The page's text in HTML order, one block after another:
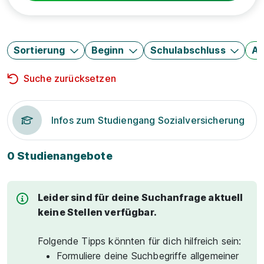
Sortierung Beginn Schulabschluss
Suche zurücksetzen
Infos zum Studiengang Sozialversicherung
0 Studienangebote
Leider sind für deine Suchanfrage aktuell
keine Stellen verfügbar.
Folgende Tipps könnten für dich hilfreich sein:
Formuliere deine Suchbegriffe allgemeiner